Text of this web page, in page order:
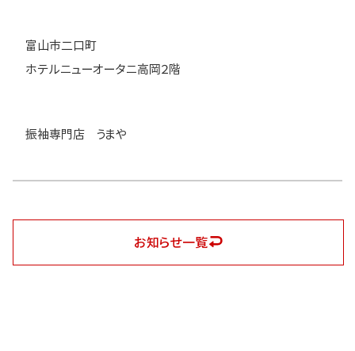
富山市二口町
ホテルニューオータニ高岡２階
振袖専門店 うまや
お知らせ一覧